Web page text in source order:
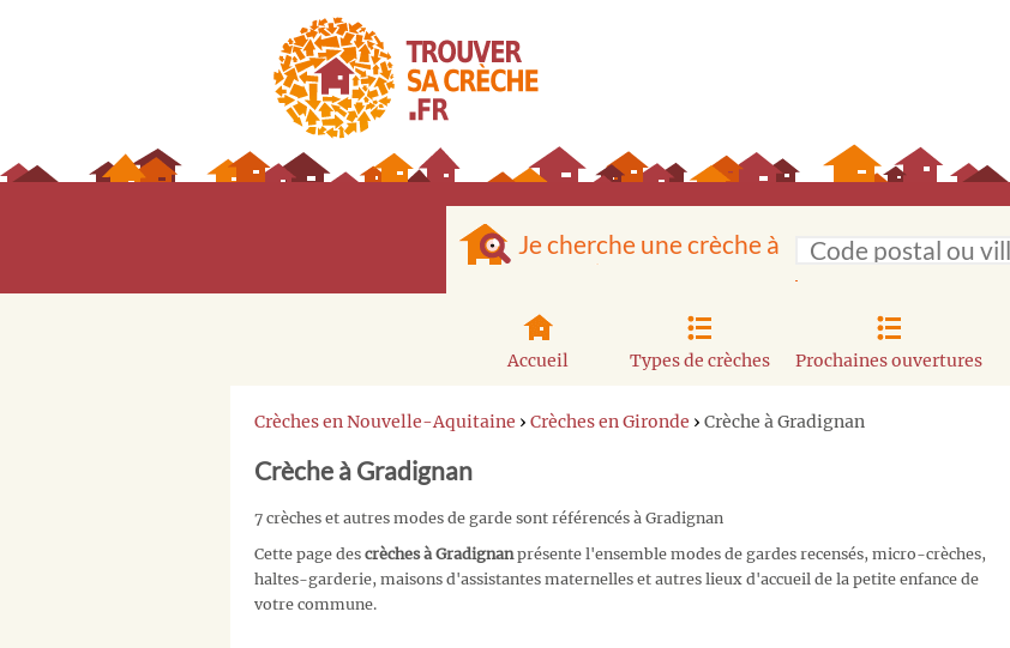
Je cherche une crèche à
Accueil Types de crèches Prochaines ouvertures
Crèches en Nouvelle-Aquitaine › Crèches en Gironde › Crèche à Gradignan
Crèche à Gradignan
7 crèches et autres modes de garde sont référencés à Gradignan
Cette page des crèches à Gradignanprésente l'ensemble modes de gardes recensés, micro-crèches,
haltes-garderie, maisons d'assistantes maternelles et autres lieux d'accueil de la petite enfance de
votre commune.